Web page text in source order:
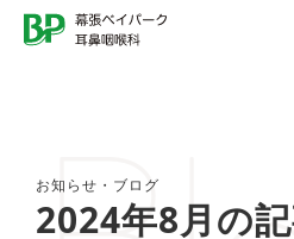
お知らせ・ブログ
2024年8月の